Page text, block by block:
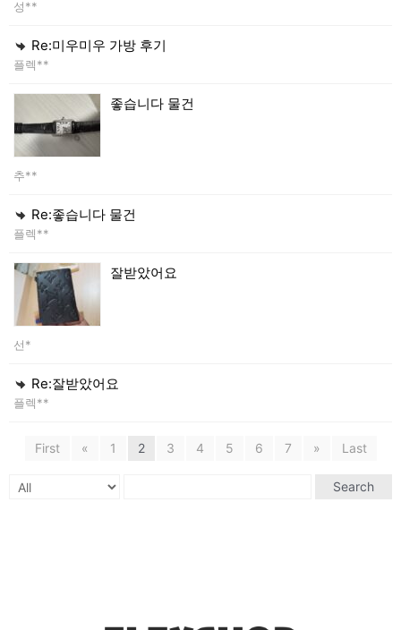
성**
Re:미우미우 가방 후기
플렉**
좋습니다 물건
추**
Re:좋습니다 물건
플렉**
잘받았어요
선*
Re:잘받았어요
플렉**
First « 1 2 3 4 5 6 7 » Last
Search